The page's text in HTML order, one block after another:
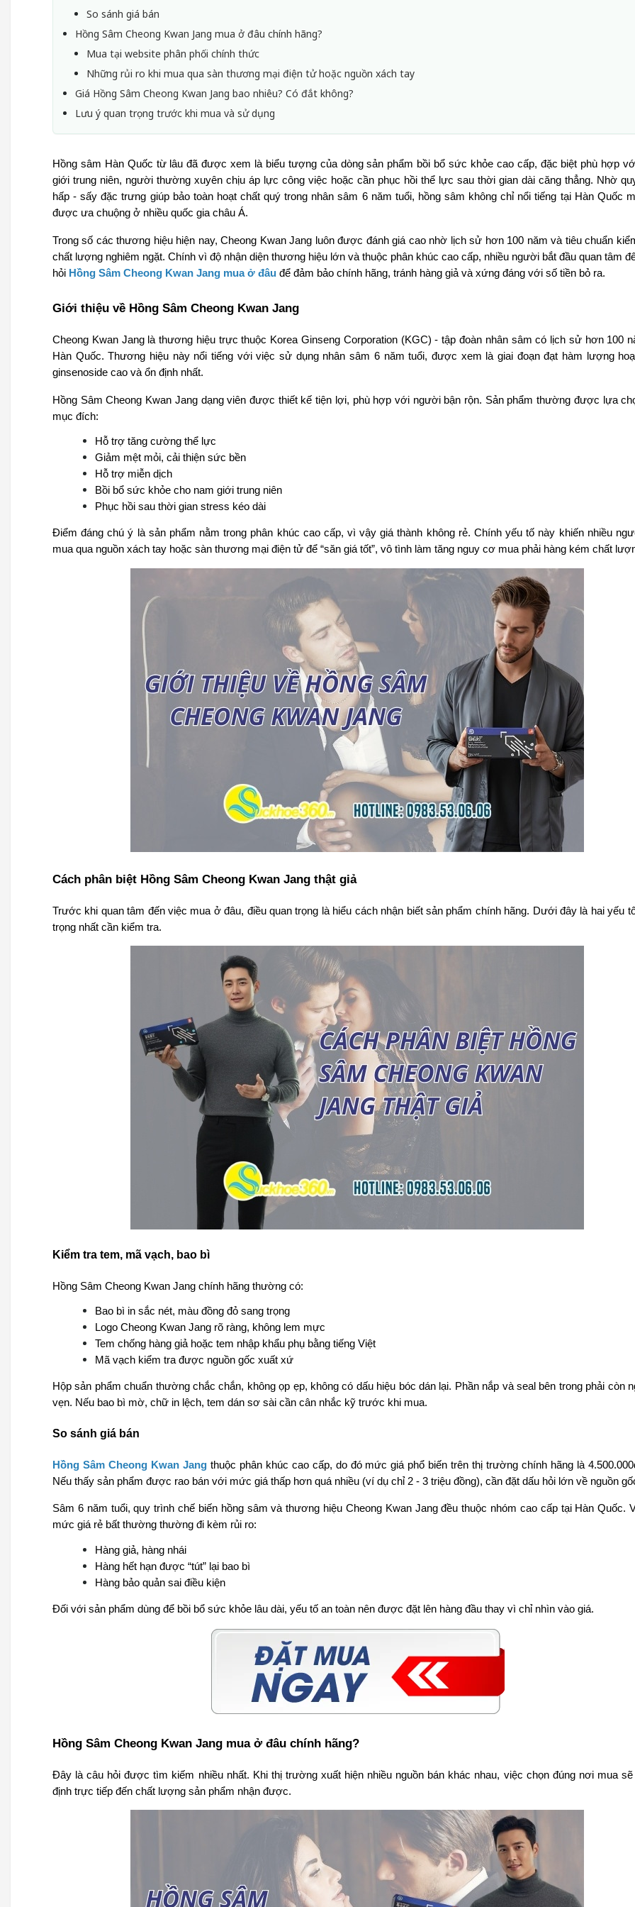
So sánh giá bán
Hồng Sâm Cheong Kwan Jang mua ở đâu chính hãng?
Mua tại website phân phối chính thức
Những rủi ro khi mua qua sàn thương mại điện tử hoặc nguồn xách tay
Giá Hồng Sâm Cheong Kwan Jang bao nhiêu? Có đắt không?
Lưu ý quan trọng trước khi mua và sử dụng
Hồng sâm Hàn Quốc từ lâu đã được xem là biểu tượng của dòng sản phẩm bồi bổ sức khỏe cao cấp, đặc biệt phù hợp
giới trung niên, người thường xuyên chịu áp lực công việc hoặc cần phục hồi thể lực sau thời gian dài căng thẳng. Nhờ
hấp - sấy đặc trưng giúp bảo toàn hoạt chất quý trong nhân sâm 6 năm tuổi, hồng sâm không chỉ nổi tiếng tại Hàn Quốc
được ưa chuộng ở nhiều quốc gia châu Á.
Trong số các thương hiệu hiện nay, Cheong Kwan Jang luôn được đánh giá cao nhờ lịch sử hơn 100 năm và tiêu chuẩn
chất lượng nghiêm ngặt. Chính vì độ nhận diện thương hiệu lớn và thuộc phân khúc cao cấp, nhiều người bắt đầu quan tâm
hỏi Hồng Sâm Cheong Kwan Jang mua ở đâu để đảm bảo chính hãng, tránh hàng giả và xứng đáng với số tiền bỏ ra.
Giới thiệu về Hồng Sâm Cheong Kwan Jang
Cheong Kwan Jang là thương hiệu trực thuộc Korea Ginseng Corporation (KGC) - tập đoàn nhân sâm có lịch sử hơn 100
Hàn Quốc. Thương hiệu này nổi tiếng với việc sử dụng nhân sâm 6 năm tuổi, được xem là giai đoạn đạt hàm lượng
ginsenoside cao và ổn định nhất.
Hồng Sâm Cheong Kwan Jang dạng viên được thiết kế tiện lợi, phù hợp với người bận rộn. Sản phẩm thường được lựa
mục đích:
Hỗ trợ tăng cường thể lực
Giảm mệt mỏi, cải thiện sức bền
Hỗ trợ miễn dịch
Bồi bổ sức khỏe cho nam giới trung niên
Phục hồi sau thời gian stress kéo dài
Điểm đáng chú ý là sản phẩm nằm trong phân khúc cao cấp, vì vậy giá thành không rẻ. Chính yếu tố này khiến nhiều
mua qua nguồn xách tay hoặc sàn thương mại điện tử để “săn giá tốt”, vô tình làm tăng nguy cơ mua phải hàng kém chất
Cách phân biệt Hồng Sâm Cheong Kwan Jang thật giả
Trước khi quan tâm đến việc mua ở đâu, điều quan trọng là hiểu cách nhận biết sản phẩm chính hãng. Dưới đây là hai yếu
trọng nhất cần kiểm tra.
Kiểm tra tem, mã vạch, bao bì
Hồng Sâm Cheong Kwan Jang chính hãng thường có:
Bao bì in sắc nét, màu đồng đỏ sang trọng
Logo Cheong Kwan Jang rõ ràng, không lem mực
Tem chống hàng giả hoặc tem nhập khẩu phụ bằng tiếng Việt
Mã vạch kiểm tra được nguồn gốc xuất xứ
Hộp sản phẩm chuẩn thường chắc chắn, không ọp ẹp, không có dấu hiệu bóc dán lại. Phần nắp và seal bên trong phải còn
vẹn. Nếu bao bì mờ, chữ in lệch, tem dán sơ sài cần cân nhắc kỹ trước khi mua.
So sánh giá bán
Hồng Sâm Cheong Kwan Jang thuộc phân khúc cao cấp, do đó mức giá phổ biến trên thị trường chính hãng là
Nếu thấy sản phẩm được rao bán với mức giá thấp hơn quá nhiều (ví dụ chỉ 2 - 3 triệu đồng), cần đặt dấu hỏi lớn về nguồn
Sâm 6 năm tuổi, quy trình chế biến hồng sâm và thương hiệu Cheong Kwan Jang đều thuộc nhóm cao cấp tại Hàn Quốc.
mức giá rẻ bất thường thường đi kèm rủi ro:
Hàng giả, hàng nhái
Hàng hết hạn được “tút” lại bao bì
Hàng bảo quản sai điều kiện
Đối với sản phẩm dùng để bồi bổ sức khỏe lâu dài, yếu tố an toàn nên được đặt lên hàng đầu thay vì chỉ nhìn vào giá.
Hồng Sâm Cheong Kwan Jang mua ở đâu chính hãng?
Đây là câu hỏi được tìm kiếm nhiều nhất. Khi thị trường xuất hiện nhiều nguồn bán khác nhau, việc chọn đúng nơi mua sẽ
định trực tiếp đến chất lượng sản phẩm nhận được.